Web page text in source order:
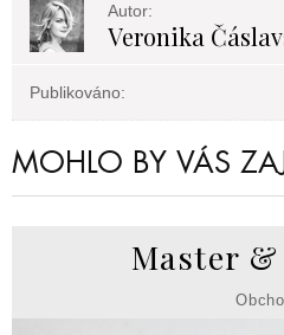
Autor:
Veronika
Publikováno:
MOHLO BY VÁS
Master